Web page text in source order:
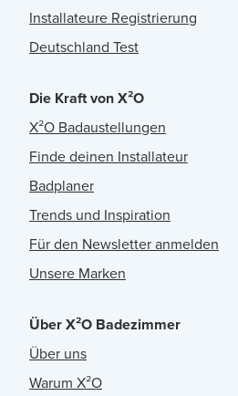
Installateure Registrierung
Deutschland Test
Die Kraft von X²O
X²O Badaustellungen
Finde deinen Installateur
Badplaner
Trends und Inspiration
Für den Newsletter anmelden
Unsere Marken
Über X²O Badezimmer
Über uns
Warum X²O